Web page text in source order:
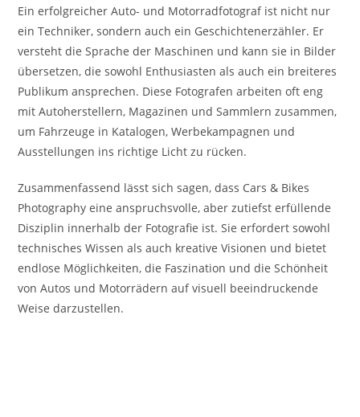
Ein erfolgreicher Auto- und Motorradfotograf ist nicht nur
ein Techniker, sondern auch ein Geschichtenerzähler. Er
versteht die Sprache der Maschinen und kann sie in Bilder
übersetzen, die sowohl Enthusiasten als auch ein breiteres
Publikum ansprechen. Diese Fotografen arbeiten oft eng
mit Autoherstellern, Magazinen und Sammlern zusammen,
um Fahrzeuge in Katalogen, Werbekampagnen und
Ausstellungen ins richtige Licht zu rücken.
Zusammenfassend lässt sich sagen, dass Cars & Bikes
Photography eine anspruchsvolle, aber zutiefst erfüllende
Disziplin innerhalb der Fotografie ist. Sie erfordert sowohl
technisches Wissen als auch kreative Visionen und bietet
endlose Möglichkeiten, die Faszination und die Schönheit
von Autos und Motorrädern auf visuell beeindruckende
Weise darzustellen.